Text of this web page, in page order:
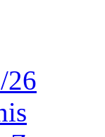
26